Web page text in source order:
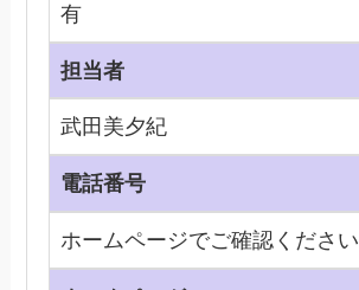
有
担当者
武田美夕紀
電話番号
ホームページでご確認ください